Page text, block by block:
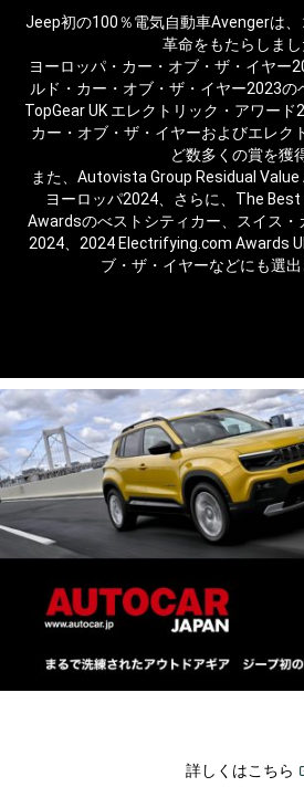
Jeep初の100％電気自動車Avengerは、
革命をもたらしまし
ヨーロッパ・カー・オブ・ザ・イヤー
ルド・カー・オブ・ザ・イヤー2023の
TopGear UK エレクトリック・アワード
カー・オブ・ザ・イヤーおよびエレク
ど数多くの賞を獲
また、Autovista Group Residual Value
ヨーロッパ2024、さらに、The
Awardsのべストシティカー、スイス・
2024、2024 Electrifying.com Awards
ブ・ザ・イヤーなどにも選出
詳しくはこちら